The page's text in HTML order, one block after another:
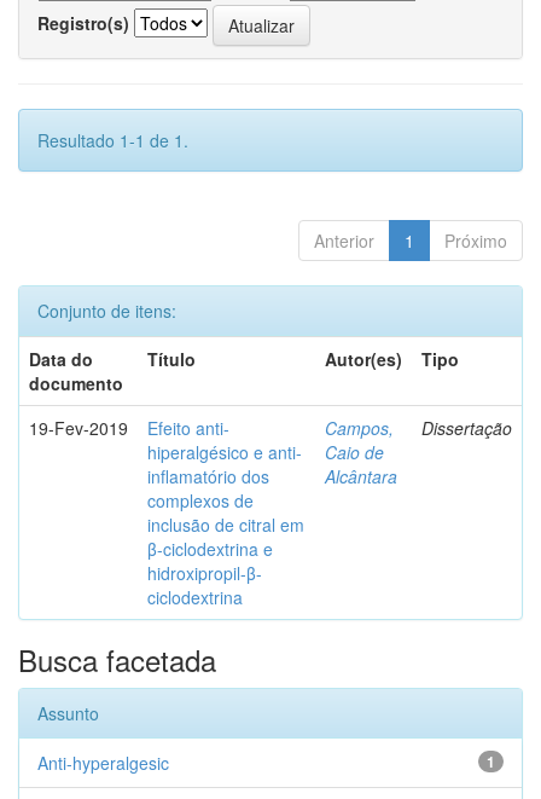
Registro(s)
Resultado 1-1 de 1.
Anterior 1 Próximo
Conjunto de itens:
Data do
documento
Título Autor(es) Tipo
19-Fev-2019
Efeito anti-
hiperalgésico e anti-
inflamatório dos
complexos de
inclusão de citral em
β-ciclodextrina e
hidroxipropil-β-
ciclodextrina
Campos,
Caio de
Alcântara
Dissertação
Busca facetada
Assunto
1
Anti-hyperalgesic